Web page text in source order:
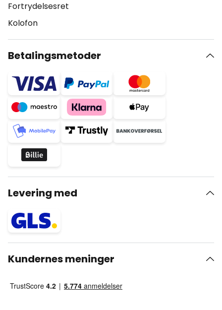
Fortrydelsesret
Kolofon
Betalingsmetoder
Levering med
Kundernes meninger